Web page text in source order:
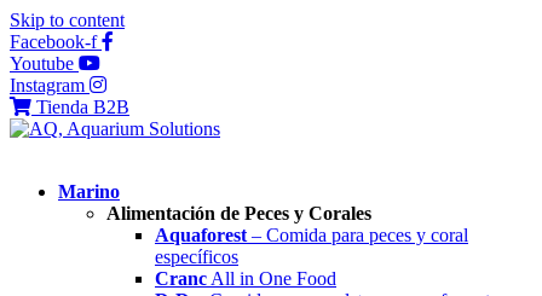
Skip to content
Facebook-f
Youtube
Instagram
Tienda B2B
Marino
Alimentación de Peces y Corales
Aquaforest – Comida para peces y coral
específicos
Cranc All in One Food